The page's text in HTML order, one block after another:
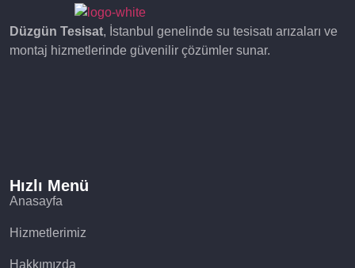
Düzgün Tesisat, İstanbul genelinde su tesisatı arızaları ve
montaj hizmetlerinde güvenilir çözümler sunar.
Hızlı Menü
Anasayfa
Hizmetlerimiz
Hakkımızda